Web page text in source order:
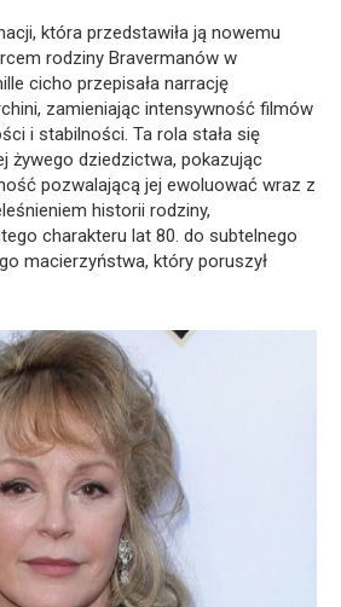
która przedstawiła ją nowemu
rodziny Bravermanów w
cicho przepisała narrację
zamieniając intensywność filmów
i stabilności. Ta rola stała się
żywego dziedzictwa, pokazując
pozwalającą jej ewoluować wraz z
historii rodziny,
charakteru lat 80. do subtelnego
macierzyństwa, który poruszył